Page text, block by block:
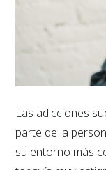
Las adicciones
parte de la
su entorno más